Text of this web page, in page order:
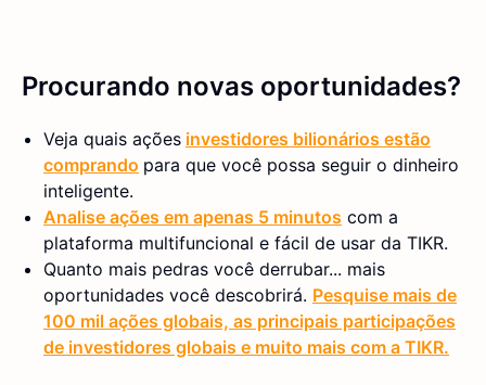
Procurando novas oportunidades?
Veja quais ações investidores bilionários estão
comprando para que você possa seguir o dinheiro
inteligente.
Analise ações em apenas 5 minutos com a
plataforma multifuncional e fácil de usar da TIKR.
Quanto mais pedras você derrubar... mais
oportunidades você descobrirá. Pesquise mais de
100 mil ações globais, as principais participações
de investidores globais e muito mais com a TIKR.